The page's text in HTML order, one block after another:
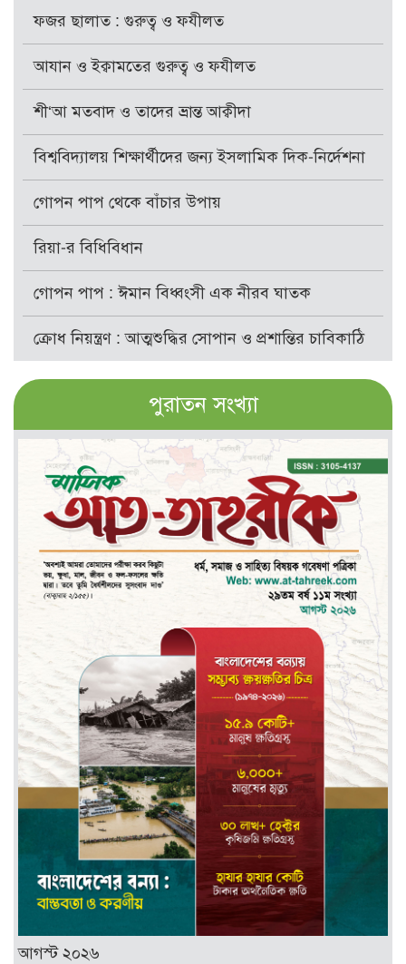
ফজর ছালাত : গুরুত্ব ও ফযীলত
আযান ও ইক্বামতের গুরুত্ব ও ফযীলত
শী‘আ মতবাদ ও তাদের ভ্রান্ত আক্বীদা
বিশ্ববিদ্যালয় শিক্ষার্থীদের জন্য ইসলামিক দিক-নির্দেশনা
গোপন পাপ থেকে বাঁচার উপায়
রিয়া-র বিধিবিধান
গোপন পাপ : ঈমান বিধ্বংসী এক নীরব ঘাতক
ক্রোধ নিয়ন্ত্রণ : আত্মশুদ্ধির সোপান ও প্রশান্তির চাবিকাঠি
পুরাতন সংখ্যা
আগস্ট ২০২৬